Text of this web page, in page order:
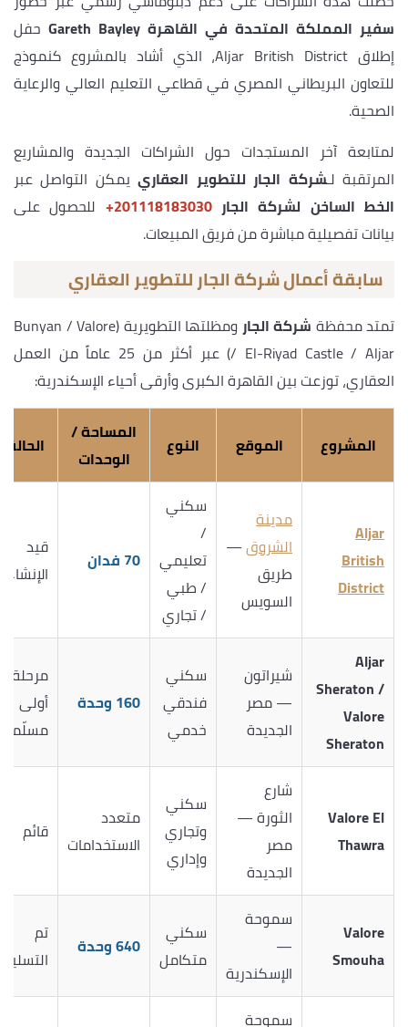
سفير المملكة المتحدة في القاهرة Gareth Bayley
حفل
إطلاق Aljar British District، الذي أشاد بالمشروع كنموذج
للتعاون البريطاني المصري في قطاعي التعليم العالي والرعاية
الصحية.
لمتابعة آخر المستجدات حول الشراكات الجديدة والمشاريع
المرتقبة لـشركة الجار للتطوير العقارييمكن التواصل عبر
الخط الساخن لشركة الجار ‎+201118183030 للحصول على
بيانات تفصيلية مباشرة من فريق المبيعات.
سابقة أعمال شركة الجار للتطوير العقاري
تمتد محفظة شركة الجار
ومظلتها التطويرية (Bunyan / Valore
/ El-Riyad Castle / Aljar) عبر أكثر من 25 عاماً من العمل
العقاري، توزعت بين القاهرة الكبرى وأرقى أحياء الإسكندرية:
المشروع الموقع النوع
المساحة /
الوحدات
الحالة
Aljar
British
District
مدينة
الشروق—
طريق
السويس
سكني
/
تعليمي
/ طبي
/ تجاري
70 فدان
قيد
الإنشاء
Aljar
Sheraton /
Valore
Sheraton
شيراتون
— مصر
الجديدة
سكني
فندقي
خدمي
160 وحدة
مرحلة
أولى
مسلّمة
Valore El
Thawra
شارع
الثورة —
مصر
الجديدة
سكني
وتجاري
وإداري
متعدد
الاستخدامات
قائم
Valore
Smouha
سموحة
—
الإسكندرية
سكني
متكامل
640 وحدة
تم
التسليم
سموحة